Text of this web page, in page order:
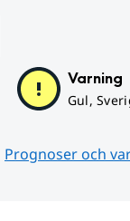
Varning
Gul,
Prognoser och